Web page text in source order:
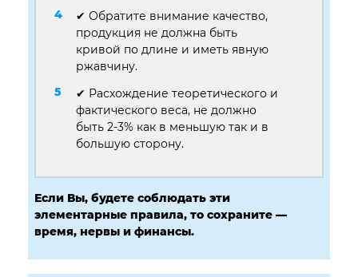
✔ Обратите внимание качество,
продукция не должна быть
кривой по длине и иметь явную
ржавчину.
✔ Расхождение теоретического и
фактического веса, не должно
быть 2-3% как в меньшую так и в
большую сторону.
Если Вы, будете соблюдать эти
элементарные правила, то сохраните —
время, нервы и финансы.